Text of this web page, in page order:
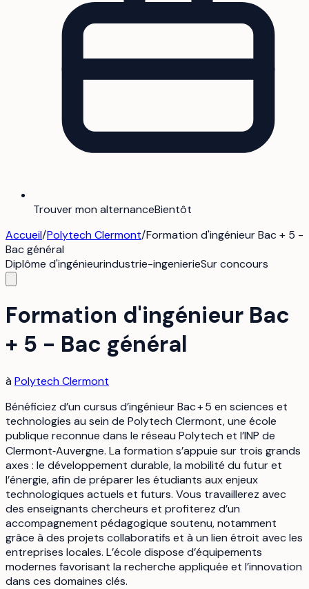
Trouver mon alternanceBientôt
Accueil/Polytech Clermont/Formation d'ingénieur Bac + 5 -
Bac général
Diplôme d'ingénieurindustrie-ingenierieSur concours
Formation d'ingénieur Bac
+ 5 - Bac général
à Polytech Clermont
Bénéficiez d’un cursus d’ingénieur Bac + 5 en sciences et
technologies au sein de Polytech Clermont, une école
publique reconnue dans le réseau Polytech et l’INP de
Clermont‑Auvergne. La formation s’appuie sur trois grands
axes : le développement durable, la mobilité du futur et
l’énergie, afin de préparer les étudiants aux enjeux
technologiques actuels et futurs. Vous travaillerez avec
des enseignants chercheurs et profiterez d’un
accompagnement pédagogique soutenu, notamment
grâce à des projets collaboratifs et à un lien étroit avec les
entreprises locales. L’école dispose d’équipements
modernes favorisant la recherche appliquée et l’innovation
dans ces domaines clés.